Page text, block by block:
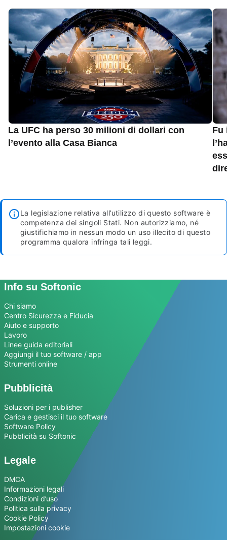
La UFC ha perso 30 milioni di dollari con
l’evento alla Casa Bianca
Fu
La legislazione relativa all’utilizzo di questo software è
competenza dei singoli Stati. Non autorizziamo, né
giustifichiamo in nessun modo un uso illecito di questo
programma qualora infringa tali leggi.
Info su Softonic
Chi siamo
Centro Sicurezza e Fiducia
Aiuto e supporto
Lavoro
Linee guida editoriali
Aggiungi il tuo software / app
Strumenti online
Pubblicità
Soluzioni per i publisher
Carica e gestisci il tuo software
Software Policy
Pubblicità su Softonic
Legale
DMCA
Informazioni legali
Condizioni d’uso
Politica sulla privacy
Cookie Policy
Impostazioni cookie